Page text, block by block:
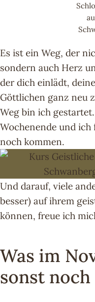
Es ist ein Weg, der
sondern auch Herz
der dich einlädt,
Göttlichen ganz neu
Weg bin ich
Wochenende und ich
noch kommen.
Und darauf, viele
besser) auf ihrem
können, freue ich
Was im
sonst